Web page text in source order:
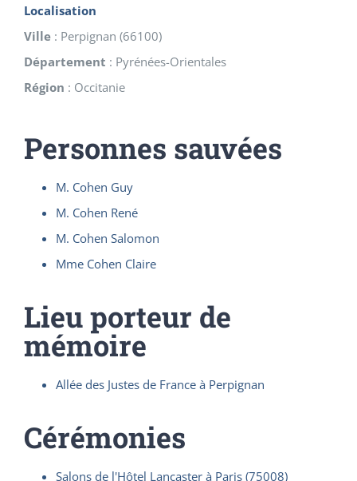
Localisation
Ville : Perpignan (66100)
Département : Pyrénées-Orientales
Région : Occitanie
Personnes sauvées
M. Cohen Guy
M. Cohen René
M. Cohen Salomon
Mme Cohen Claire
Lieu porteur de
mémoire
Allée des Justes de France à Perpignan
Cérémonies
Salons de l'Hôtel Lancaster à Paris (75008)